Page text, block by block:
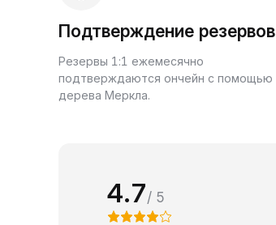
Подтверждение резервов
Резервы 1:1 ежемесячно
подтверждаются ончейн с помощью
дерева Меркла.
4.7/ 5